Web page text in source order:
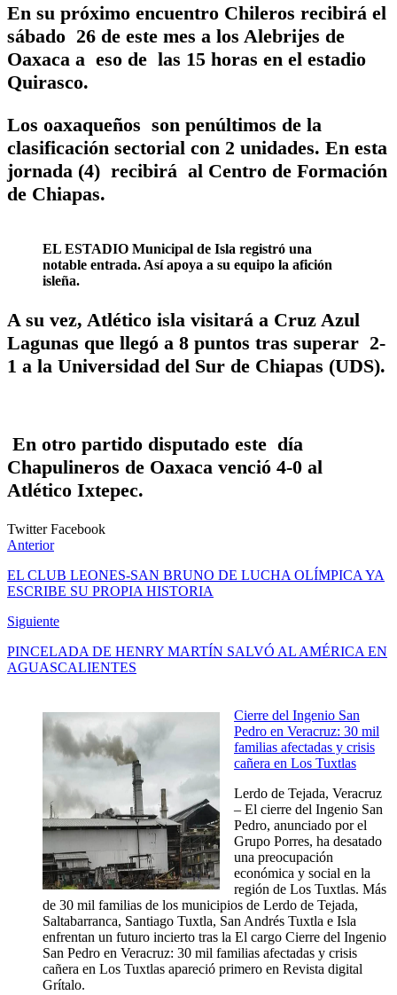
En su próximo encuentro Chileros recibirá el
sábado 26 de este mes a los Alebrijes de
Oaxaca a eso de las 15 horas en el estadio
Quirasco.
Los oaxaqueños son penúltimos de la
clasificación sectorial con 2 unidades. En esta
jornada (4) recibirá al Centro de Formación
de Chiapas.
EL ESTADIO Municipal de Isla registró una
notable entrada. Así apoya a su equipo la afición
isleña.
A su vez, Atlético isla visitará a Cruz Azul
Lagunas que llegó a 8 puntos tras superar 2-
1 a la Universidad del Sur de Chiapas (UDS).
En otro partido disputado este día
Chapulineros de Oaxaca venció 4-0 al
Atlético Ixtepec.
TwitterFacebook
Anterior
EL CLUB LEONES-SAN BRUNO DE LUCHA OLÍMPICA YA
ESCRIBE SU PROPIA HISTORIA
Siguiente
PINCELADA DE HENRY MARTÍN SALVÓ AL AMÉRICA EN
AGUASCALIENTES
Cierre del Ingenio San
Pedro en Veracruz: 30 mil
familias afectadas y crisis
cañera en Los Tuxtlas
Lerdo de Tejada, Veracruz
– El cierre del Ingenio San
Pedro, anunciado por el
Grupo Porres, ha desatado
una preocupación
económica y social en la
región de Los Tuxtlas. Más
de 30 mil familias de los municipios de Lerdo de Tejada,
Saltabarranca, Santiago Tuxtla, San Andrés Tuxtla e Isla
enfrentan un futuro incierto tras la El cargo Cierre del Ingenio
San Pedro en Veracruz: 30 mil familias afectadas y crisis
cañera en Los Tuxtlas apareció primero en Revista digital
Grítalo.